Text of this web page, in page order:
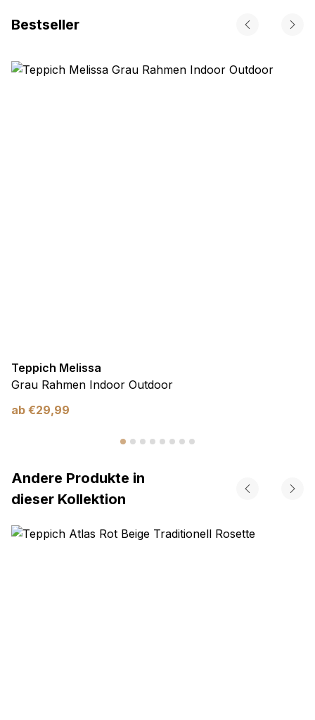
Bestseller
Teppich Melissa
Grau Rahmen Indoor Outdoor
ab €29,99
Andere Produkte in
dieser Kollektion